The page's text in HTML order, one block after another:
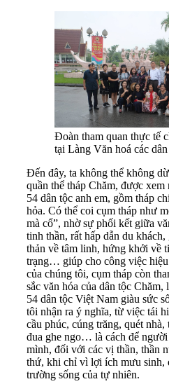
Đoàn tham quan thực tế
tại Làng Văn hoá các
Đến đây, ta không thể không
quần thể tháp Chăm, được
54 dân tộc anh em, gồm tháp
hỏa. Có thể coi cụm tháp như
mà cổ”, nhờ sự phối kết giữa
tinh thần, rất hấp dẫn du
thản về tâm linh, hứng khởi về
trạng… giúp cho công việc
của chúng tôi, cụm tháp còn
sắc văn hóa của dân tộc
54 dân tộc Việt Nam giàu sức
tôi nhận ra ý nghĩa, từ việc tái
cầu phúc, cúng trăng, quét nhà,
đua ghe ngo… là cách để
mình, đối với các vị thần, thần
thứ, khi chỉ vì lợi ích mưu sinh,
trường sống của tự nhiên.